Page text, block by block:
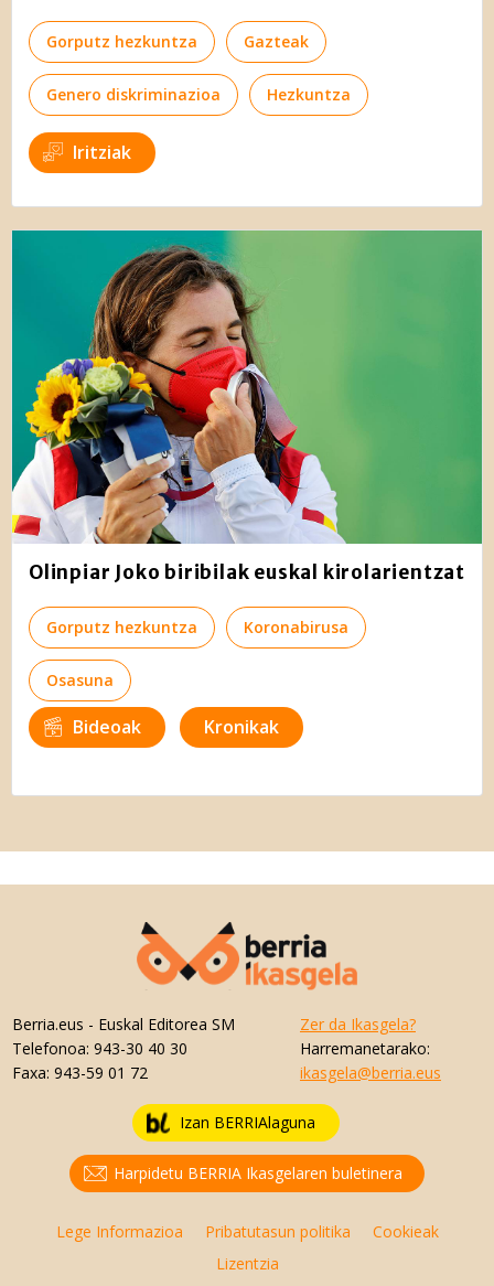
Gorputz hezkuntza Gazteak
Genero diskriminazioa Hezkuntza
Iritziak
Olinpiar Joko biribilak euskal kirolarientzat
Gorputz hezkuntza Koronabirusa
Osasuna
Bideoak Kronikak
Berria.eus - Euskal Editorea SM
Telefonoa: 943-30 40 30
Faxa: 943-59 01 72
Zer da Ikasgela?
Harremanetarako:
ikasgela@berria.eus
Izan BERRIAlaguna
Harpidetu BERRIA Ikasgelaren buletinera
Lege Informazioa Pribatutasun politika
Cookieak
Lizentzia